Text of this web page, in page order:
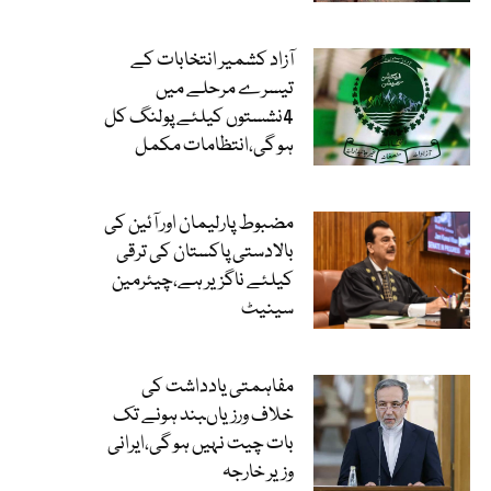
آزاد کشمیر انتخابات کے
تیسرے مرحلے میں
4نشستوں کیلئے پولنگ کل
ہو گی،انتظامات مکمل
مضبوط پارلیمان اور آئین کی
بالادستی پاکستان کی ترقی
کیلئے ناگزیر ہے،چیئرمین
سینیٹ
مفاہمتی یادداشت کی
خلاف ورزیاںبند ہونے تک
بات چیت نہیں ہو گی،ایرانی
وزیر خارجہ